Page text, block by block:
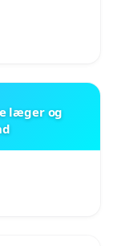
læger og